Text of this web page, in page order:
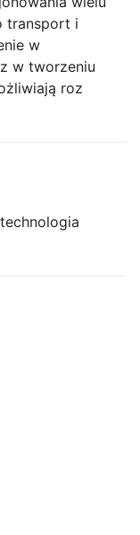
transport i
w
w tworzeniu
roz
technologia